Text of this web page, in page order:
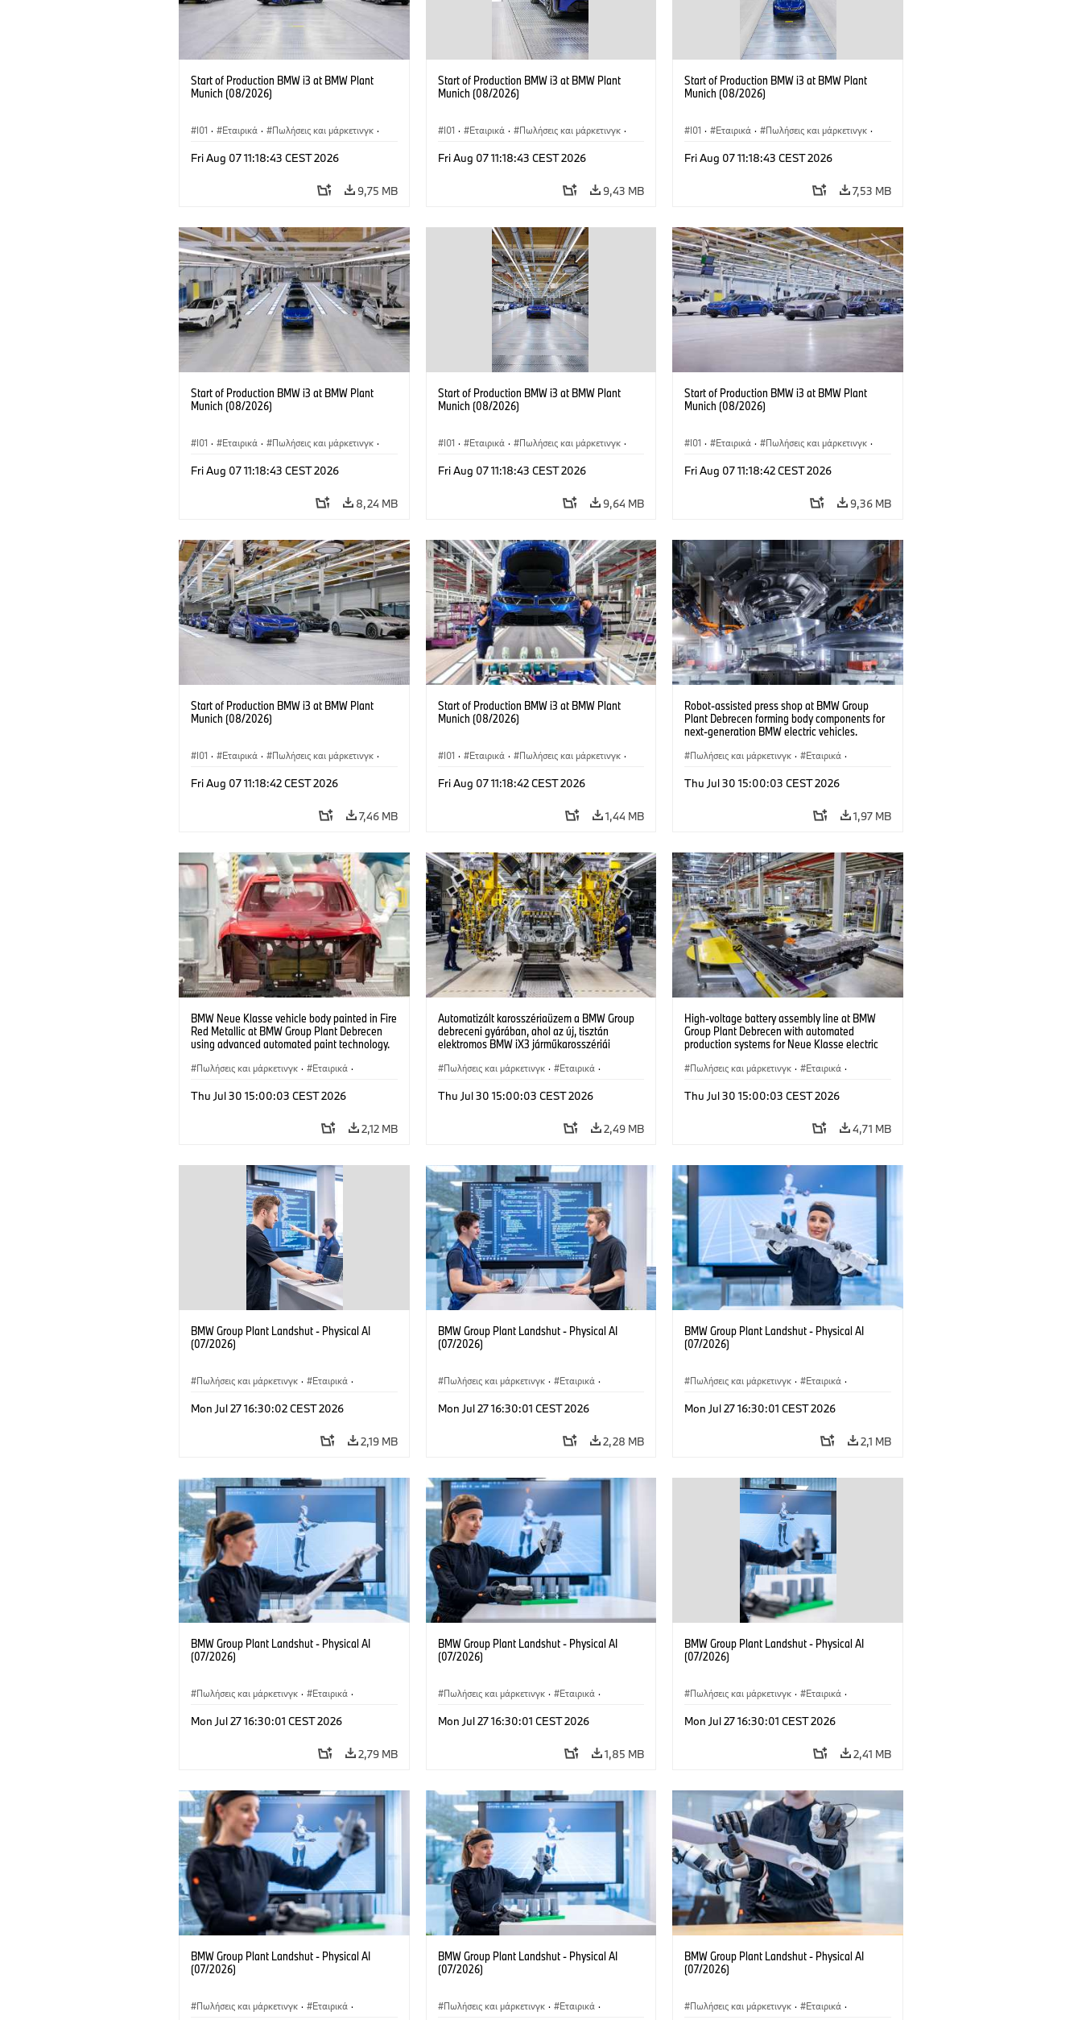
Start of Production BMW i3 at BMW Plant
Munich (08/2026)
I01 · Εταιρικά · Πωλήσεις και μάρκετινγκ ·
BMW i
Fri Aug 07 11:18:43 CEST 2026
9,75 MB
Start of Production BMW i3 at BMW Plant
Munich (08/2026)
I01 · Εταιρικά · Πωλήσεις και μάρκετινγκ ·
BMW i
Fri Aug 07 11:18:43 CEST 2026
9,43 MB
Start of Production BMW i3 at BMW Plant
Munich (08/2026)
I01 · Εταιρικά · Πωλήσεις και μάρκετινγκ ·
BMW i
Fri Aug 07 11:18:43 CEST 2026
7,53 MB
Start of Production BMW i3 at BMW Plant
Munich (08/2026)
I01 · Εταιρικά · Πωλήσεις και μάρκετινγκ ·
BMW i
Fri Aug 07 11:18:43 CEST 2026
8,24 MB
Start of Production BMW i3 at BMW Plant
Munich (08/2026)
I01 · Εταιρικά · Πωλήσεις και μάρκετινγκ ·
BMW i
Fri Aug 07 11:18:43 CEST 2026
9,64 MB
Start of Production BMW i3 at BMW Plant
Munich (08/2026)
I01 · Εταιρικά · Πωλήσεις και μάρκετινγκ ·
BMW i
Fri Aug 07 11:18:42 CEST 2026
9,36 MB
Start of Production BMW i3 at BMW Plant
Munich (08/2026)
I01 · Εταιρικά · Πωλήσεις και μάρκετινγκ ·
BMW i
Fri Aug 07 11:18:42 CEST 2026
7,46 MB
Start of Production BMW i3 at BMW Plant
Munich (08/2026)
I01 · Εταιρικά · Πωλήσεις και μάρκετινγκ ·
BMW i
Fri Aug 07 11:18:42 CEST 2026
1,44 MB
Robot-assisted press shop at BMW Group
Plant Debrecen forming body components for
next-generation BMW electric vehicles.
Πωλήσεις και μάρκετινγκ · Εταιρικά ·
Thu Jul 30 15:00:03 CEST 2026
1,97 MB
BMW Neue Klasse vehicle body painted in Fire
Red Metallic at BMW Group Plant Debrecen
using advanced automated paint technology.
Πωλήσεις και μάρκετινγκ · Εταιρικά ·
Thu Jul 30 15:00:03 CEST 2026
2,12 MB
Automatizált karosszériaüzem a BMW Group
debreceni gyárában, ahol az új, tisztán
elektromos BMW iX3 járműkarosszériái
Πωλήσεις και μάρκετινγκ · Εταιρικά ·
Thu Jul 30 15:00:03 CEST 2026
2,49 MB
High-voltage battery assembly line at BMW
Group Plant Debrecen with automated
production systems for Neue Klasse electric
Πωλήσεις και μάρκετινγκ · Εταιρικά ·
Thu Jul 30 15:00:03 CEST 2026
4,71 MB
BMW Group Plant Landshut - Physical AI
(07/2026)
Πωλήσεις και μάρκετινγκ · Εταιρικά ·
Mon Jul 27 16:30:02 CEST 2026
2,19 MB
BMW Group Plant Landshut - Physical AI
(07/2026)
Πωλήσεις και μάρκετινγκ · Εταιρικά ·
Mon Jul 27 16:30:01 CEST 2026
2,28 MB
BMW Group Plant Landshut - Physical AI
(07/2026)
Πωλήσεις και μάρκετινγκ · Εταιρικά ·
Mon Jul 27 16:30:01 CEST 2026
2,1 MB
BMW Group Plant Landshut - Physical AI
(07/2026)
Πωλήσεις και μάρκετινγκ · Εταιρικά ·
Mon Jul 27 16:30:01 CEST 2026
2,79 MB
BMW Group Plant Landshut - Physical AI
(07/2026)
Πωλήσεις και μάρκετινγκ · Εταιρικά ·
Mon Jul 27 16:30:01 CEST 2026
1,85 MB
BMW Group Plant Landshut - Physical AI
(07/2026)
Πωλήσεις και μάρκετινγκ · Εταιρικά ·
Mon Jul 27 16:30:01 CEST 2026
2,41 MB
BMW Group Plant Landshut - Physical AI
(07/2026)
Πωλήσεις και μάρκετινγκ · Εταιρικά ·
BMW Group Plant Landshut - Physical AI
(07/2026)
Πωλήσεις και μάρκετινγκ · Εταιρικά ·
BMW Group Plant Landshut - Physical AI
(07/2026)
Πωλήσεις και μάρκετινγκ · Εταιρικά ·